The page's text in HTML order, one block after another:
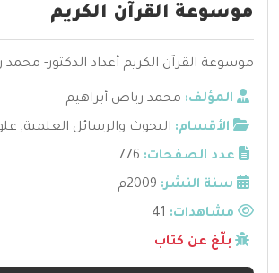
موسوعة القرآن الكريم
موسوعة القرآن الكريم أعداد الدكتور- محمد
المؤلف: محمد رياض أبراهيم
الأقسام: البحوث والرسائل العلمية,
عدد الصفحات: 776
سنة النشر: 2009م
مشاهدات:
بلّغ عن كتاب